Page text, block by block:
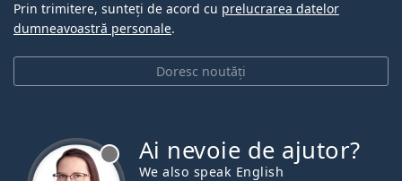
Doresc noutăți
Prin trimitere, sunteți de acord cu prelucrarea datelor
dumneavoastră personale.
Ai nevoie de ajutor?
We also speak English